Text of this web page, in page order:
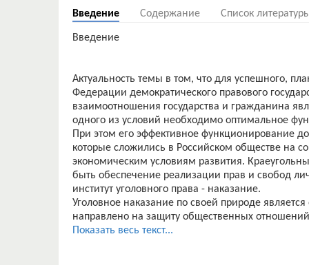
Введение Содержание Список
Введение
Актуальность темы в том, что для успешного,
Федерации демократического правового
взаимоотношения государства и гражданина
одного из условий необходимо оптимальное
При этом его эффективное функционирование
которые сложились в Российском обществе на
экономическим условиям развития.
быть обеспечение реализации прав и свобод
институт уголовного права - наказание.
Уголовное наказание по своей природе
направлено на защиту общественных
свете принципиально важное значение для
Показать весь текст...